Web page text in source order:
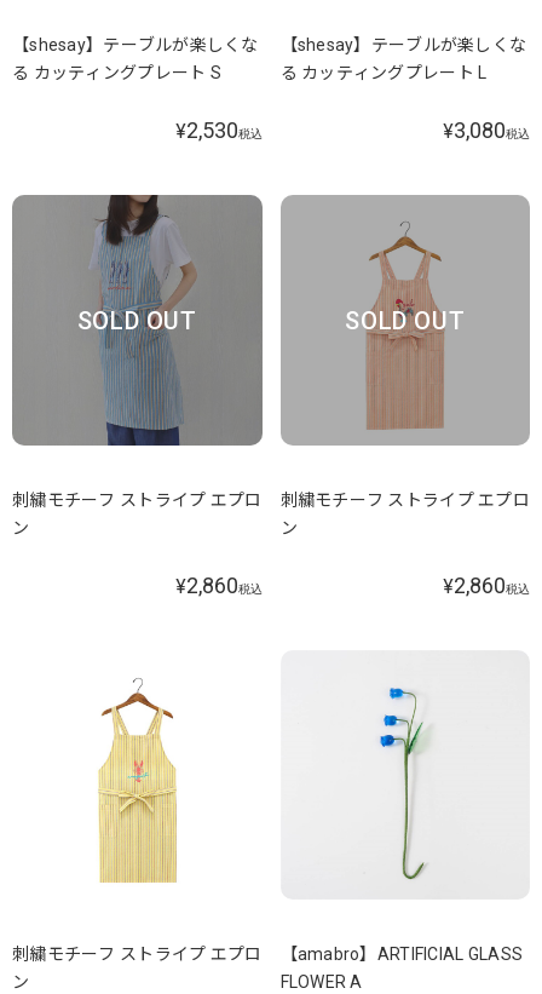
【shesay】テーブルが楽しくな
る カッティングプレート S
¥2,530税込
【shesay】テーブルが楽しくな
る カッティングプレート L
¥3,080税込
SOLD OUT
刺繍モチーフ ストライプ エプロ
ン
¥2,860税込
SOLD OUT
刺繍モチーフ ストライプ エプロ
ン
¥2,860税込
刺繍モチーフ ストライプ エプロ
ン
【amabro】ARTIFICIAL GLASS
FLOWER A